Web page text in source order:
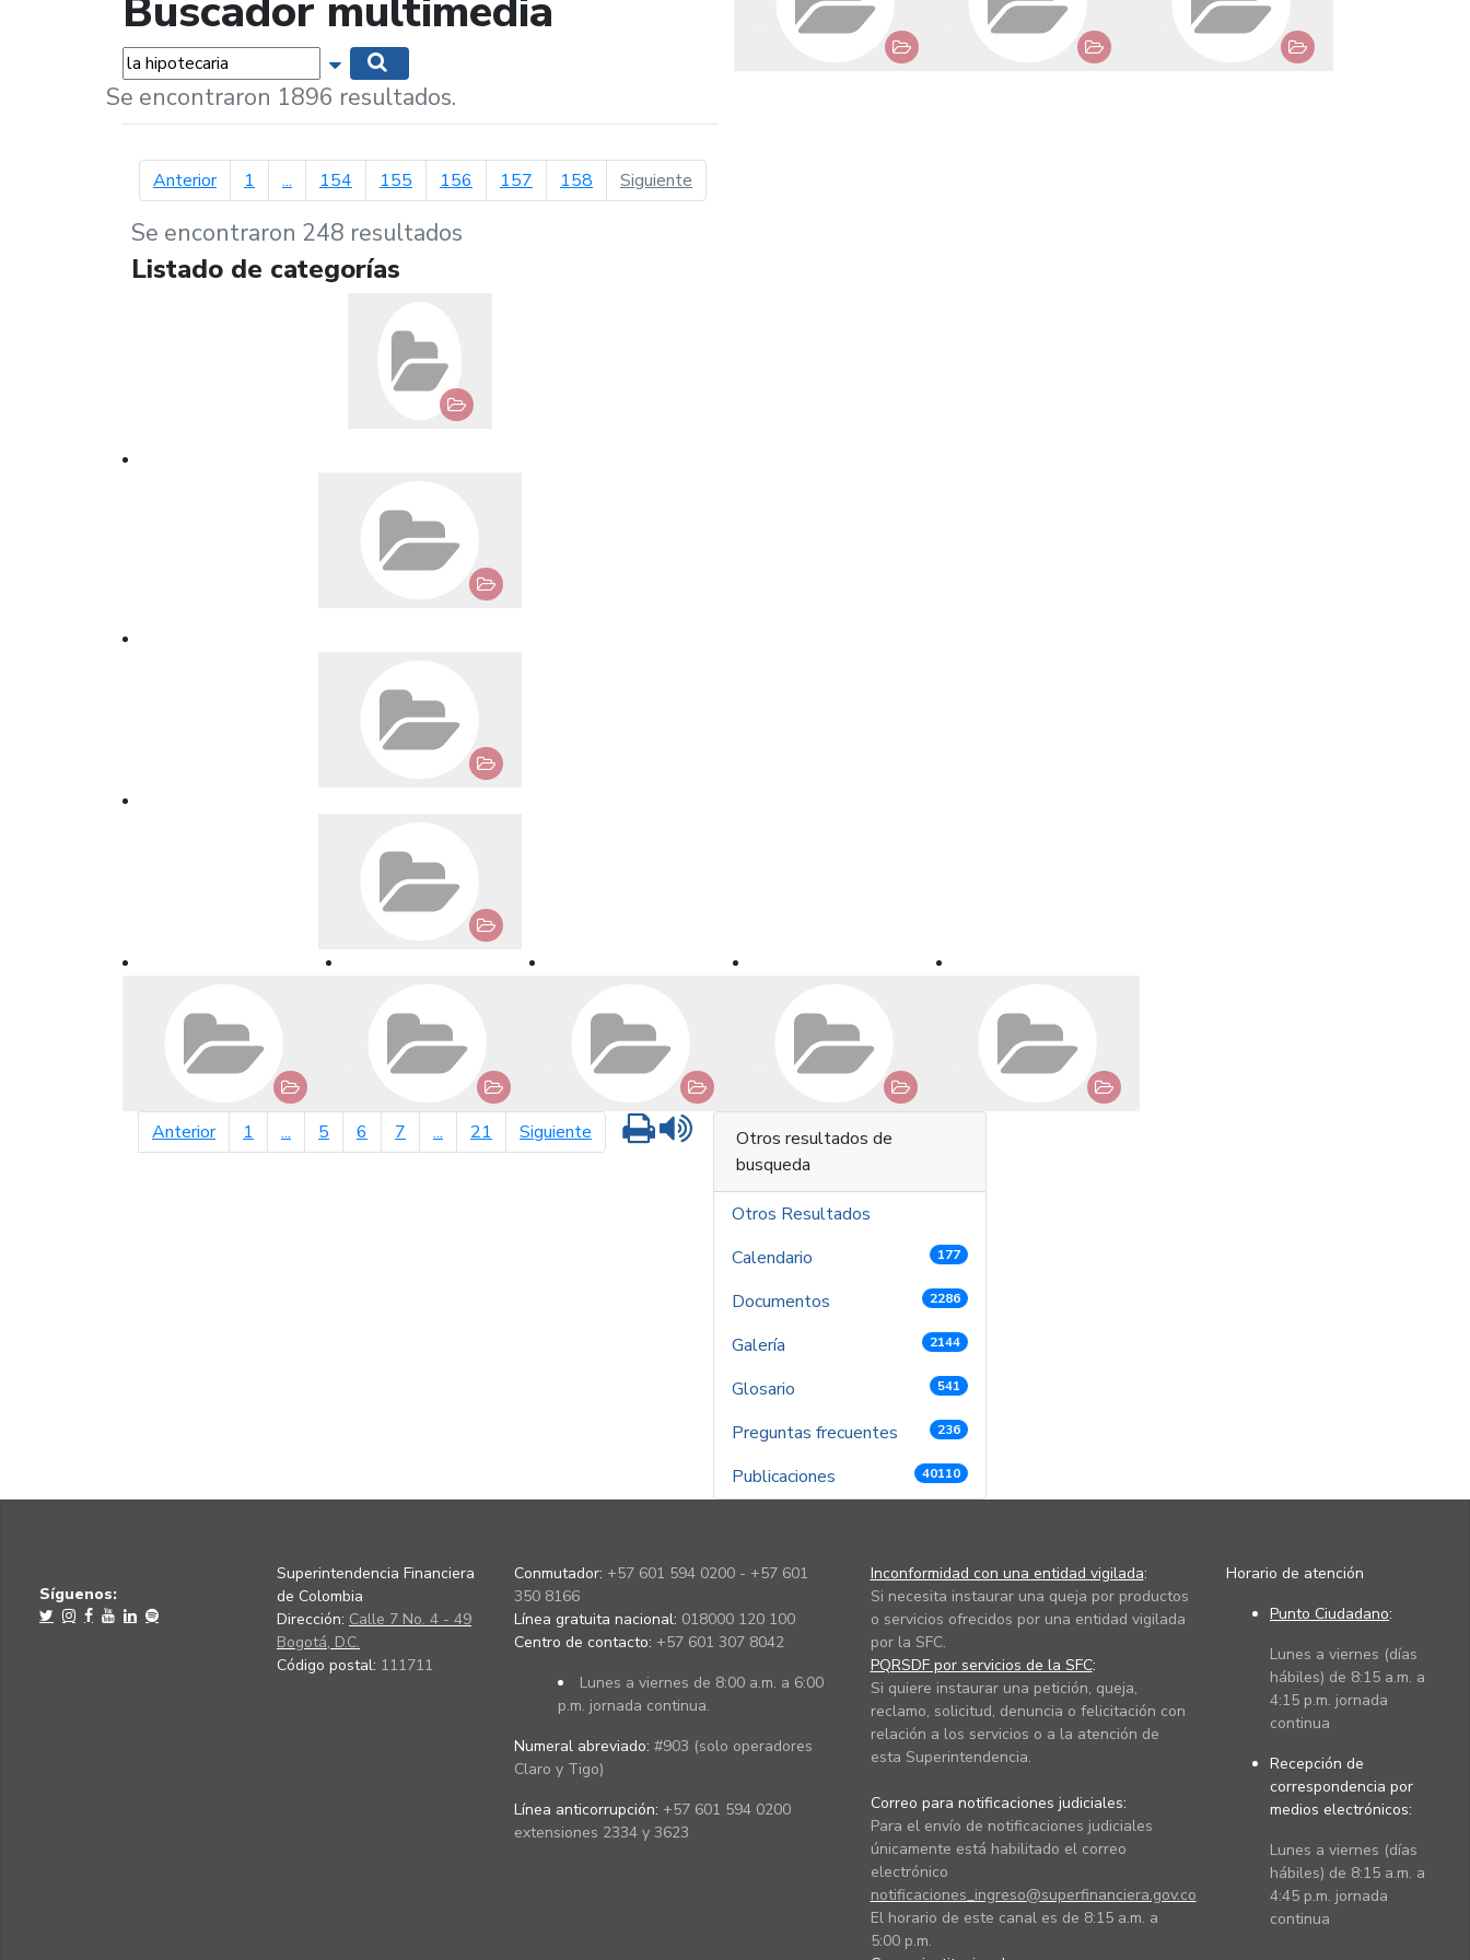
Buscador multimedia
Palabras... Mostrar opciones de búsqueda
Se encontraron 1896 resultados.
Anteriorpágina anterior
1 ... 154 155 156 157 158 Siguiente
Se encontraron 248 resultados
Listado de categorías
Anteriorpágina anterior
1 ... 5 6 7 ... 21 Siguientepágina siguiente
Imprimir
Otros resultados de
busqueda
Otros Resultados
Calendario
177
Documentos 2286
Galería 2144
Glosario 541
Preguntas frecuentes 236
Publicaciones 40110
Síguenos:
Superintendencia Financiera
de Colombia
Dirección: Calle 7 No. 4 - 49
Bogotá, D.C.
Código postal: 111711
Conmutador: +57 601 594 0200 - +57 601
350 8166
Línea gratuita nacional: 018000 120 100
Centro de contacto: +57 601 307 8042
Lunes a viernes de 8:00 a.m. a 6:00
p.m. jornada continua.
Numeral abreviado: #903 (solo operadores
Claro y Tigo)
Línea anticorrupción: +57 601 594 0200
extensiones 2334 y 3623
Inconformidad con una entidad vigilada:
Si necesita instaurar una queja por productos
o servicios ofrecidos por una entidad vigilada
por la SFC.
PQRSDF por servicios de la SFC:
Si quiere instaurar una petición, queja,
reclamo, solicitud, denuncia o felicitación con
relación a los servicios o a la atención de
esta Superintendencia.
Correo para notificaciones judiciales:
Para el envío de notificaciones judiciales
únicamente está habilitado el correo
electrónico
notificaciones_ingreso@superfinanciera.gov.co
El horario de este canal es de 8:15 a.m. a
5:00 p.m.
Horario de atención
Punto Ciudadano:
Lunes a viernes (días
hábiles) de 8:15 a.m. a
4:15 p.m. jornada
continua
Recepción de
correspondencia por
medios electrónicos:
Lunes a viernes (días
hábiles) de 8:15 a.m. a
4:45 p.m. jornada
continua